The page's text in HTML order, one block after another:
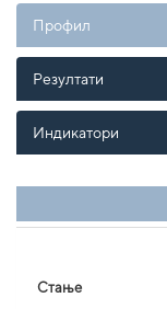
Профил
Резултати
Индикатори
Стање